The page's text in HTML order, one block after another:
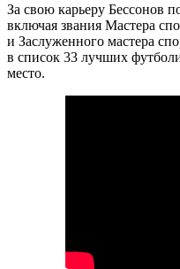
За свою карьеру Бессонов
включая звания Мастера
и Заслуженного мастера
в список 33 лучших
место.